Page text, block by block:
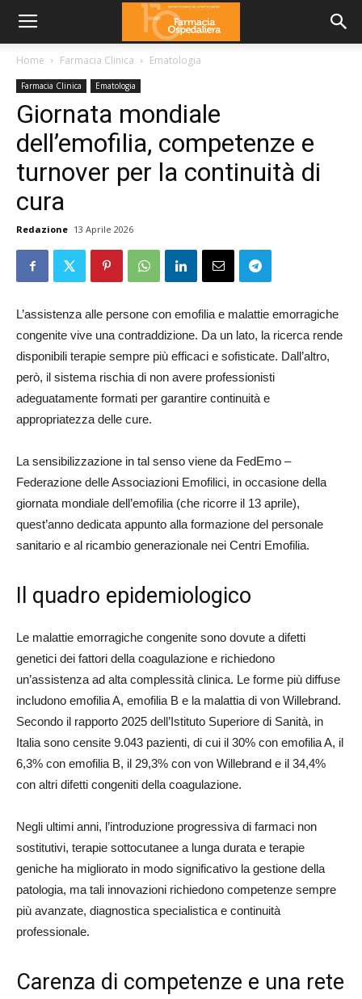
Home Farmacia Clinica Ematologia
Farmacia Clinica Ematologia
Giornata mondiale
dell’emofilia, competenze e
turnover per la continuità di
cura
Redazione 13 Aprile 2026
L’assistenza alle persone con emofilia e malattie emorragiche
congenite vive una contraddizione. Da un lato, la ricerca rende
disponibili terapie sempre più efficaci e sofisticate. Dall’altro,
però, il sistema rischia di non avere professionisti
adeguatamente formati per garantire continuità e
appropriatezza delle cure.
La sensibilizzazione in tal senso viene da FedEmo –
Federazione delle Associazioni Emofilici, in occasione della
giornata mondiale dell’emofilia (che ricorre il 13 aprile),
quest’anno dedicata appunto alla formazione del personale
sanitario e al ricambio generazionale nei Centri Emofilia.
Il quadro epidemiologico
Le malattie emorragiche congenite sono dovute a difetti
genetici dei fattori della coagulazione e richiedono
un’assistenza ad alta complessità clinica. Le forme più diffuse
includono emofilia A, emofilia B e la malattia di von Willebrand.
Secondo il rapporto 2025 dell’Istituto Superiore di Sanità, in
Italia sono censite 9.043 pazienti, di cui il 30% con emofilia A, il
6,3% con emofilia B, il 29,3% con von Willebrand e il 34,4%
con altri difetti congeniti della coagulazione.
Negli ultimi anni, l’introduzione progressiva di farmaci non
sostitutivi, terapie sottocutanee a lunga durata e terapie
geniche ha migliorato in modo significativo la gestione della
patologia, ma tali innovazioni richiedono competenze sempre
più avanzate, diagnostica specialistica e continuità
professionale.
Carenza di competenze e una rete